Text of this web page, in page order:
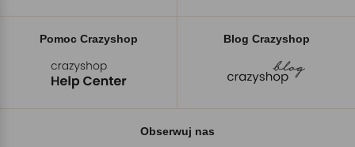
Pomoc Crazyshop Blog Crazyshop
Obserwuj nas